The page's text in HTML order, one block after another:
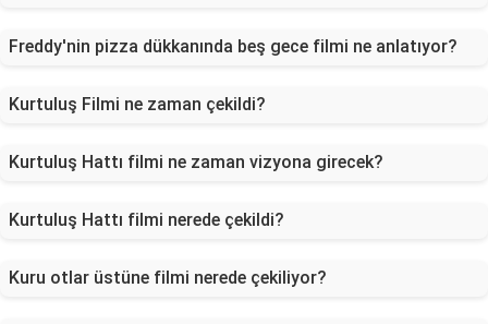
Freddy'nin pizza dükkanında beş gece filmi ne anlatıyor?
Kurtuluş Filmi ne zaman çekildi?
Kurtuluş Hattı filmi ne zaman vizyona girecek?
Kurtuluş Hattı filmi nerede çekildi?
Kuru otlar üstüne filmi nerede çekiliyor?